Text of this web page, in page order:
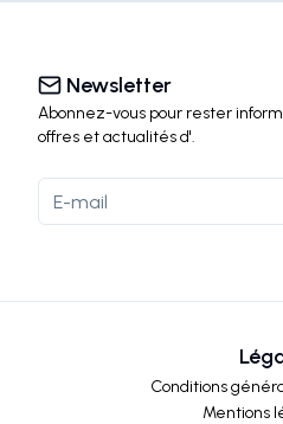
Newsletter
Abonnez-vous pour rester
offres et actualitésd'.
Conditions
Mentions